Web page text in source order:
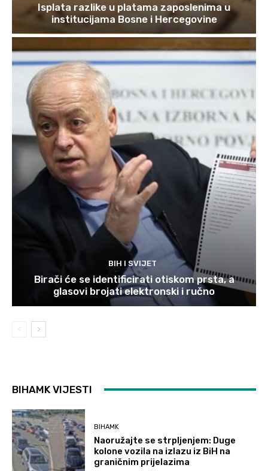
Isplata razlike u platama zaposlenima u
institucijama Bosne i Hercegovine
BIH I SVIJET
Birači će se identificirati otiskom prsta, a
glasovi brojati elektronski i ručno
BIHAMK VIJESTI
BIHAMK
Naoružajte se strpljenjem: Duge
kolone vozila na izlazu iz BiH na
graničnim prijelazima